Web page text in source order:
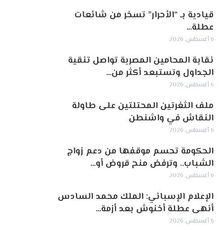
قيادية بـ “الأحرار” تسخر من شائعات
عطلة…
6 أغسطس, 2026
نقابة المحامين المصرية تواصل تنقية
الجداول وتستبعد أكثر من…
6 أغسطس, 2026
ملف الثغرتين المحتلتين على طاولة
النقاش في واشنطن
6 أغسطس, 2026
الحكومة تحسم موقفها من دعم زواج
الشباب.. وترفض منح قروض أو…
6 أغسطس, 2026
الإعلام الإسباني: الملك محمد السادس
أنهى عطلة أخنوش بعد أزمة…
6 أغسطس, 2026